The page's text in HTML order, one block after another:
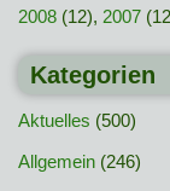
2008 (12), 2007
Kategorien
Aktuelles (500)
Allgemein (246)